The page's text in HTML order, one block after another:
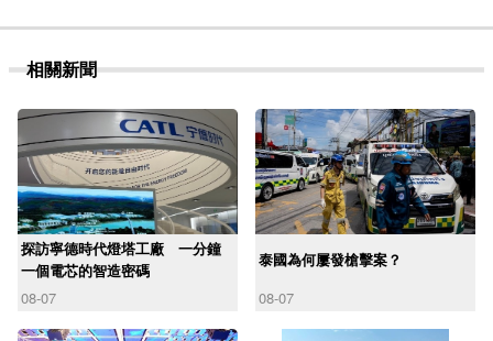
相關新聞
探訪寧德時代燈塔工廠 一分鐘
一個電芯的智造密碼
08-07
泰國為何屢發槍擊案？
08-07